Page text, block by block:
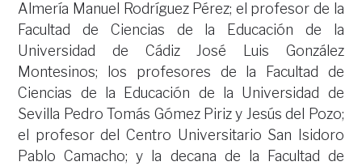
Almería Manuel Rodríguez Pérez; el profesor de la
Facultad de Ciencias de la Educación de la
Universidad de Cádiz José Luis González
Montesinos; los profesores de la Facultad de
Ciencias de la Educación de la Universidad de
Sevilla Pedro Tomás Gómez Piriz y Jesús del Pozo;
el profesor del Centro Universitario San Isidoro
Pablo Camacho; y la decana de la Facultad de